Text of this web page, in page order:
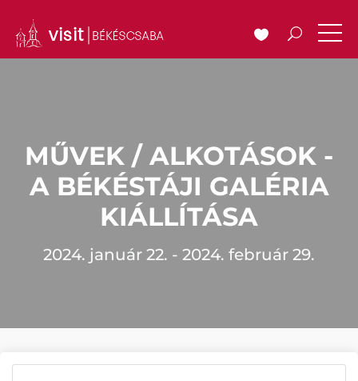
MŰVEK / ALKOTÁSOK -
A BÉKÉSTÁJI GALÉRIA
KIÁLLÍTÁSA
2024. január 22. - 2024. február 29.